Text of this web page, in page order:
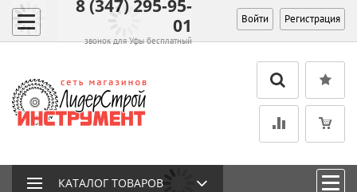
8 (347) 295-95-
01
звонок для Уфы бесплатный
Войти Регистрация
КАТАЛОГ ТОВАРОВ